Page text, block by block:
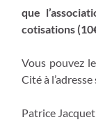
que
cotisations
Vous pouvez
Cité à
Patrice Jacquet